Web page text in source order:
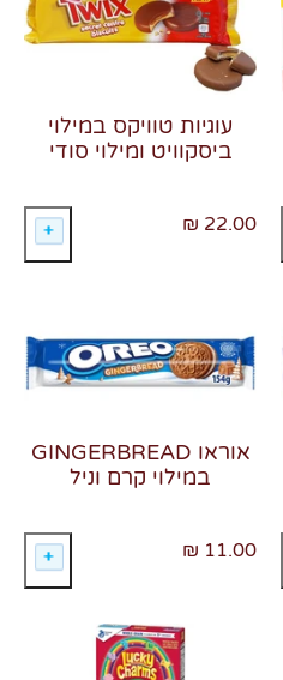
עוגיות טוויקס במילוי
ביסקוויט ומילוי סודי
22.00 ₪
אוראו GINGERBREAD
במילוי קרם וניל
11.00 ₪